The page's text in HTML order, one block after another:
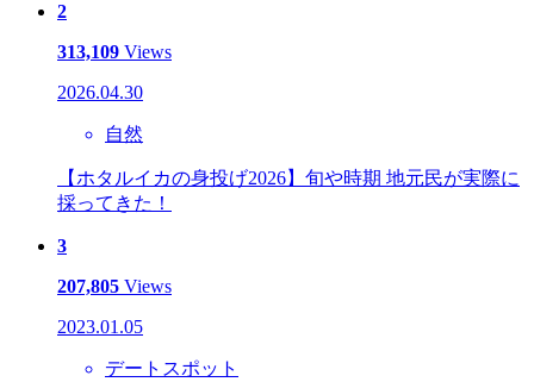
2
313,109 Views
2026.04.30
自然
【ホタルイカの身投げ2026】旬や時期 地元民が実際に
採ってきた！
3
207,805 Views
2023.01.05
デートスポット